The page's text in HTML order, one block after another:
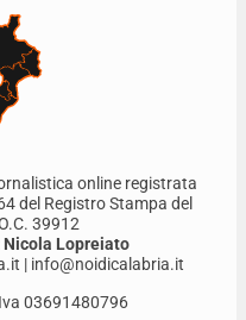
online registrata
del Registro Stampa del
39912
Nicola Lopreiato
| info@noidicalabria.it
03691480796